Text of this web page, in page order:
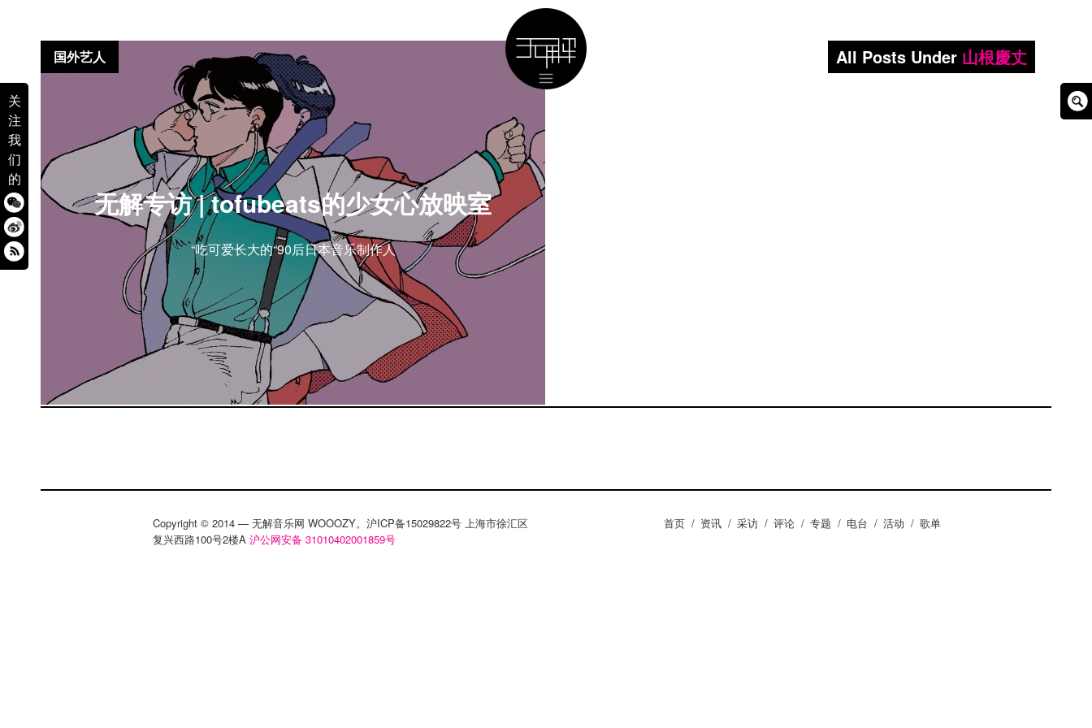
关
注
我
们
的
All Posts Under 山根慶丈
无解专访 | tofubeats的少女心放映室
“吃可爱长大的“90后日本音乐制作人
国外艺人
Copyright © 2014 — 无解音乐网 WOOOZY。沪ICP备15029822号 上海市徐汇区
复兴西路100号2楼A 沪公网安备 31010402001859号
首页 / 资讯 / 采访 / 评论 / 专题 / 电台 / 活动 / 歌单